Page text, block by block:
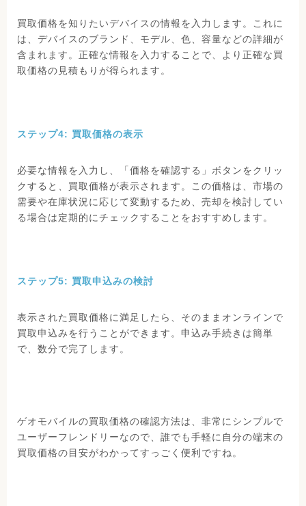
買取価格を知りたいデバイスの情報を入力します。これに
は、デバイスのブランド、モデル、色、容量などの詳細が
含まれます。正確な情報を入力することで、より正確な買
取価格の見積もりが得られます。
ステップ4: 買取価格の表示
必要な情報を入力し、「価格を確認する」ボタンをクリッ
クすると、買取価格が表示されます。この価格は、市場の
需要や在庫状況に応じて変動するため、売却を検討してい
る場合は定期的にチェックすることをおすすめします。
ステップ5: 買取申込みの検討
表示された買取価格に満足したら、そのままオンラインで
買取申込みを行うことができます。申込み手続きは簡単
で、数分で完了します。
ゲオモバイルの買取価格の確認方法は、非常にシンプルで
ユーザーフレンドリーなので、誰でも手軽に自分の端末の
買取価格の目安がわかってすっごく便利ですね。